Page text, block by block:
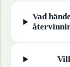
Vad